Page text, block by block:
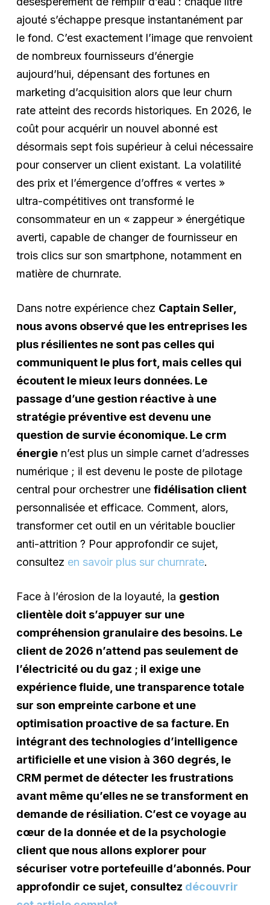
ajouté s’échappe presque instantanément par
le fond. C’est exactement l’image que renvoient
de nombreux fournisseurs d’énergie
aujourd’hui, dépensant des fortunes en
marketing d’acquisition alors que leur churn
rate atteint des records historiques. En 2026, le
coût pour acquérir un nouvel abonné est
désormais sept fois supérieur à celui nécessaire
pour conserver un client existant. La volatilité
des prix et l’émergence d’offres « vertes »
ultra-compétitives ont transformé le
consommateur en un « zappeur » énergétique
averti, capable de changer de fournisseur en
trois clics sur son smartphone, notamment en
matière de churnrate.
Dans notre expérience chez Captain Seller,
nous avons observé que les entreprises les
plus résilientes ne sont pas celles qui
communiquent le plus fort, mais celles qui
écoutent le mieux leurs données. Le
passage d’une gestion réactive à une
stratégie préventive est devenu une
question de survie économique. Le crm
énergien’est plus un simple carnet d’adresses
numérique ; il est devenu le poste de pilotage
central pour orchestrer une fidélisation client
personnalisée et efficace. Comment, alors,
transformer cet outil en un véritable bouclier
anti-attrition ? Pour approfondir ce sujet,
consultez en savoir plus sur churnrate.
Face à l’érosion de la loyauté, la gestion
clientèle doit s’appuyer sur une
compréhension granulaire des besoins. Le
client de 2026 n’attend pas seulement de
l’électricité ou du gaz ; il exige une
expérience fluide, une transparence totale
sur son empreinte carbone et une
optimisation proactive de sa facture. En
intégrant des technologies d’intelligence
artificielle et une vision à 360 degrés, le
CRM permet de détecter les frustrations
avant même qu’elles ne se transforment en
demande de résiliation. C’est ce voyage au
cœur de la donnée et de la psychologie
client que nous allons explorer pour
sécuriser votre portefeuille d’abonnés. Pour
approfondir ce sujet, consultez découvrir